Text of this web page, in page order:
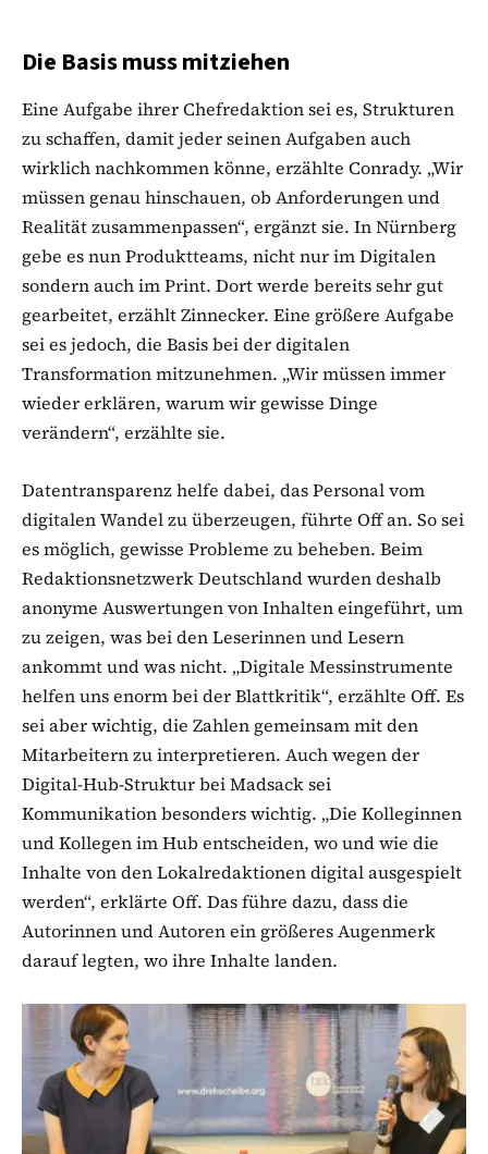
Die Basis muss mitziehen
Eine Aufgabe ihrer Chefredaktion sei es, Strukturen
zu schaffen, damit jeder seinen Aufgaben auch
wirklich nachkommen könne, erzählte Conrady. „Wir
müssen genau hinschauen, ob Anforderungen und
Realität zusammenpassen“, ergänzt sie. In Nürnberg
gebe es nun Produktteams, nicht nur im Digitalen
sondern auch im Print. Dort werde bereits sehr gut
gearbeitet, erzählt Zinnecker. Eine größere Aufgabe
sei es jedoch, die Basis bei der digitalen
Transformation mitzunehmen. „Wir müssen immer
wieder erklären, warum wir gewisse Dinge
verändern“, erzählte sie.
Datentransparenz helfe dabei, das Personal vom
digitalen Wandel zu überzeugen, führte Off an. So sei
es möglich, gewisse Probleme zu beheben. Beim
Redaktionsnetzwerk Deutschland wurden deshalb
anonyme Auswertungen von Inhalten eingeführt, um
zu zeigen, was bei den Leserinnen und Lesern
ankommt und was nicht. „Digitale Messinstrumente
helfen uns enorm bei der Blattkritik“, erzählte Off. Es
sei aber wichtig, die Zahlen gemeinsam mit den
Mitarbeitern zu interpretieren. Auch wegen der
Digital-Hub-Struktur bei Madsack sei
Kommunikation besonders wichtig. „Die Kolleginnen
und Kollegen im Hub entscheiden, wo und wie die
Inhalte von den Lokalredaktionen digital ausgespielt
werden“, erklärte Off. Das führe dazu, dass die
Autorinnen und Autoren ein größeres Augenmerk
darauf legten, wo ihre Inhalte landen.